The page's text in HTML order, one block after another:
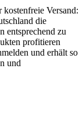
Versand:
die
entsprechend zu
profitieren
und erhält so
und